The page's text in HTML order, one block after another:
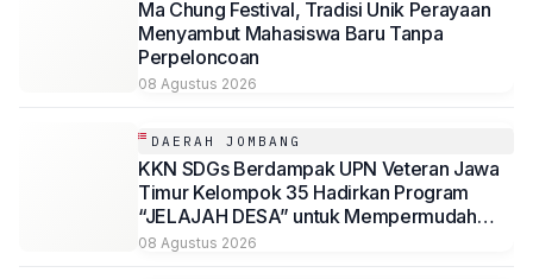
Ma Chung Festival, Tradisi Unik Perayaan
Menyambut Mahasiswa Baru Tanpa
Perpeloncoan
08 Agustus 2026
DAERAH JOMBANG
KKN SDGs Berdampak UPN Veteran Jawa
Timur Kelompok 35 Hadirkan Program
“JELAJAH DESA” untuk Mempermudah
Akses Informasi Desa Sambirejo
08 Agustus 2026